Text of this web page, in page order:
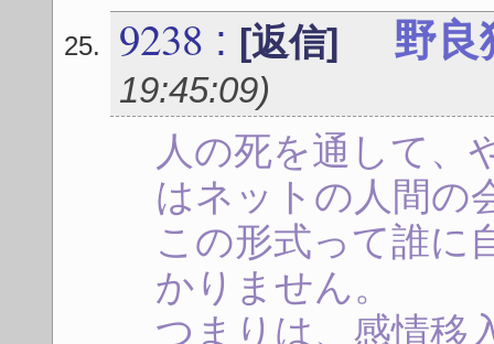
9238 : [返信] 野良
19:45:09)
人の死を通して、
はネットの人間の
この形式って誰に
かりません。
つまりは、感情移